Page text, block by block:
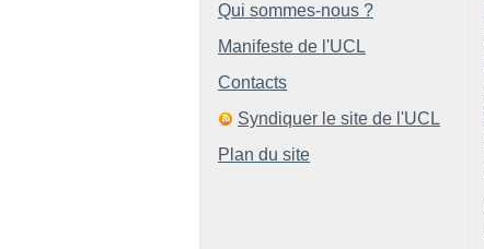
Qui sommes-nous ?
Manifeste de l'UCL
Contacts
Syndiquer le site de l'UCL
Plan du site